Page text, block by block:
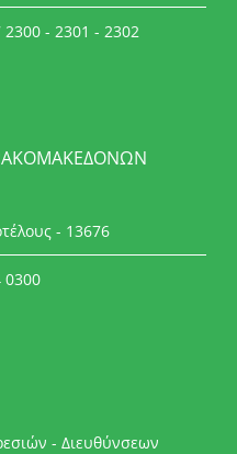
2300 - 2301 - 2302
- 13676
0300
- Διευθύνσεων